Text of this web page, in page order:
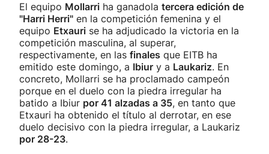
El equipo Mollarri ha ganadola tercera edición de
"Harri Herri" en la competición femenina y el
equipo Etxauri se ha adjudicado la victoria en la
competición masculina, al superar,
respectivamente, en las finales que EITB ha
emitido este domingo, a Ibiur y a Laukariz. En
concreto, Mollarri se ha proclamado campeón
porque en el duelo con la piedra irregular ha
batido a Ibiur por 41 alzadas a 35, en tanto que
Etxauri ha obtenido el título al derrotar, en ese
duelo decisivo con la piedra irregular, a Laukariz
por 28-23.